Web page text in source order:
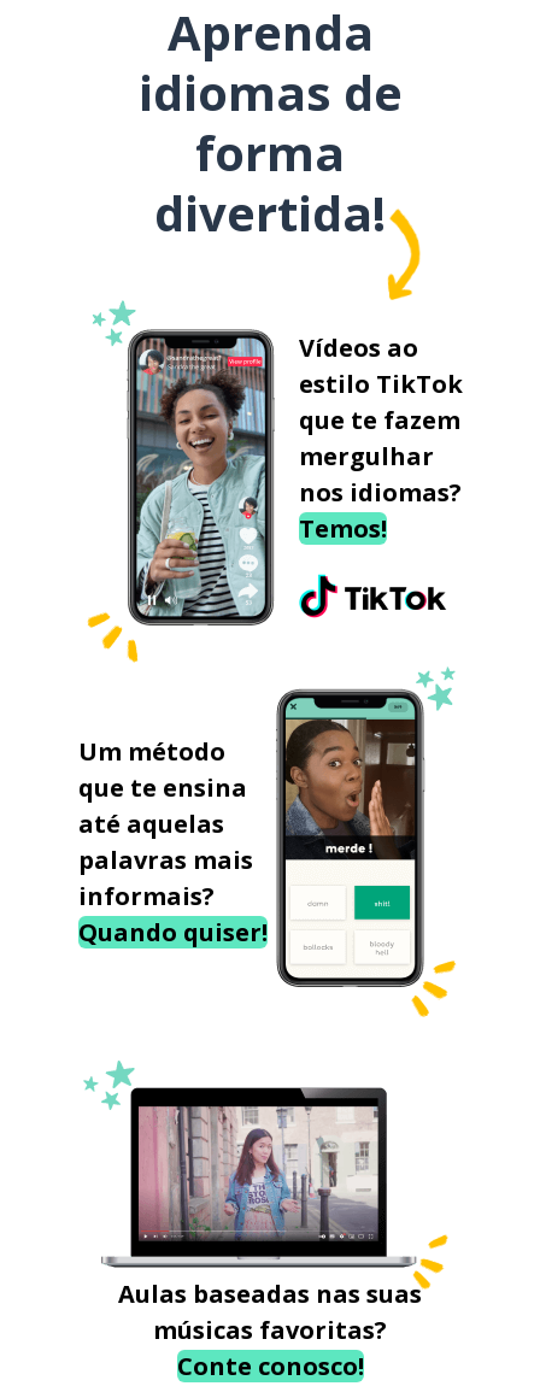
Aprenda
idiomas de
forma
divertida!
Vídeos ao
estilo TikTok
que te fazem
mergulhar
nos idiomas?
Temos!
Um método
que te ensina
até aquelas
palavras mais
informais?
Quando quiser!
Aulas baseadas nas suas
músicas favoritas?
Conte conosco!